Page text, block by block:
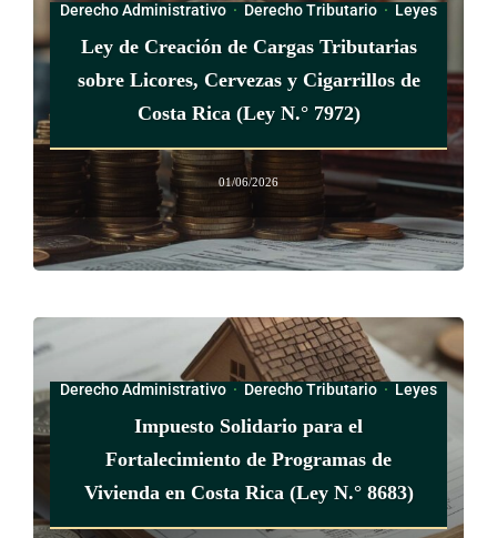
12%
60%
40%
20%
Zona comercial de control especial: localizada en los centros
de los distritos, según se define en el Plan regulador del
cantón de Belén, incluyendo los centros comerciales
comprendidos en zona residencial.
Zona urbana: definida en el Plan regulador como zona
residencial de alta, media y baja densidad y la zona mixta
Derecho Administrativo · Derecho Tributario · Leyes
Ley de Creación de Cargas Tributarias
sobre Licores, Cervezas y Cigarrillos de
Costa Rica (Ley N.° 7972)
01/06/2026
Derecho Administrativo · Derecho Tributario · Leyes
Impuesto Solidario para el
Fortalecimiento de Programas de
Vivienda en Costa Rica (Ley N.° 8683)